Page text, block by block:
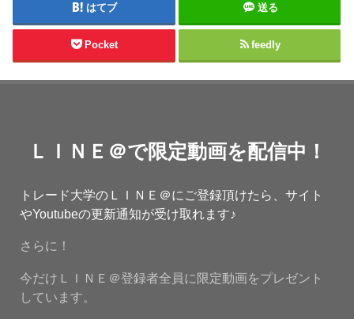
はてブ 送る
Pocket feedly
ＬＩＮＥ＠で限定動画を配信中！
トレード大学のＬＩＮＥ＠にご登録頂けたら、サイト
やYoutubeの更新通知が受け取れます♪
さらに！
今だけＬＩＮＥ＠登録者全員に限定動画をプレゼント
しています。